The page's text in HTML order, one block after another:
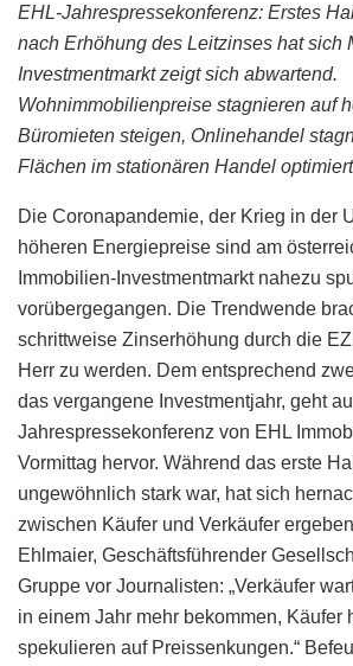
EHL-Jahrespressekonferenz: Erstes
nach Erhöhung des Leitzinses hat sich
Investmentmarkt zeigt sich abwartend.
Wohnimmobilienpreise stagnieren auf
Büromieten steigen, Onlinehandel
Flächen im stationären Handel
Die Coronapandemie, der Krieg in der
höheren Energiepreise sind am
Immobilien-Investmentmarkt nahezu
vorübergegangen. Die Trendwende
schrittweise Zinserhöhung durch die
Herr zu werden. Dem entsprechend
das vergangene Investmentjahr, geht
Jahrespressekonferenz von EHL
Vormittag hervor. Während das erste
ungewöhnlich stark war, hat sich
zwischen Käufer und Verkäufer
Ehlmaier, Geschäftsführender
Gruppe vor Journalisten: „Verkäufer
in einem Jahr mehr bekommen, Käufer
spekulieren auf Preissenkungen.“